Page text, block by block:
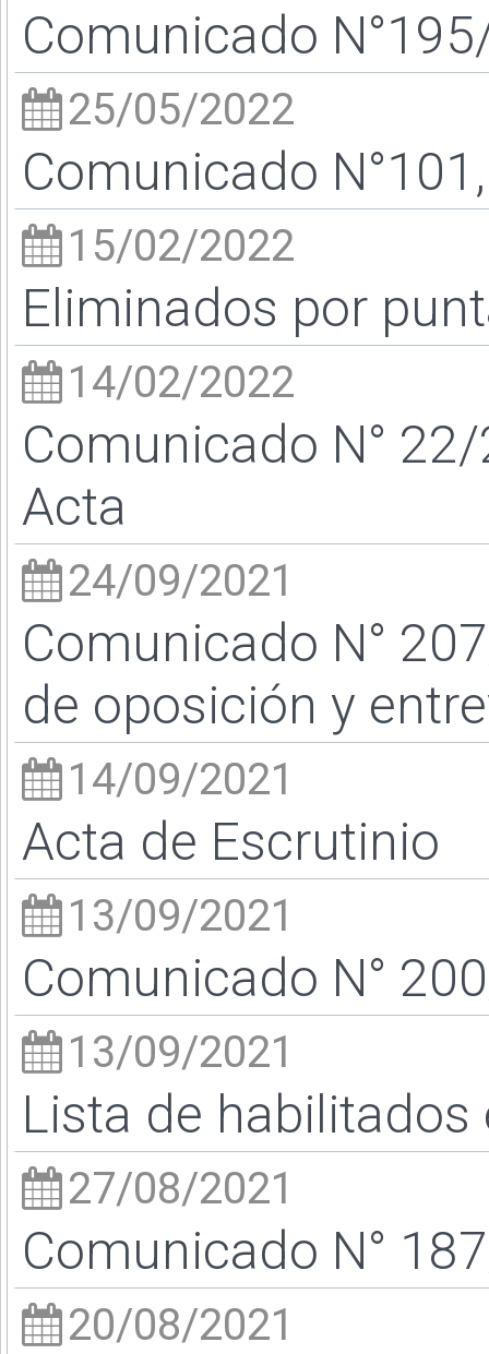
Comunicado
25/05/2022
Comunicado
15/02/2022
Eliminados por
14/02/2022
Comunicado N°
Acta
24/09/2021
Comunicado N°
de oposición y
14/09/2021
Acta de Escrutinio
13/09/2021
Comunicado N°
13/09/2021
Lista de
27/08/2021
Comunicado N°
20/08/2021